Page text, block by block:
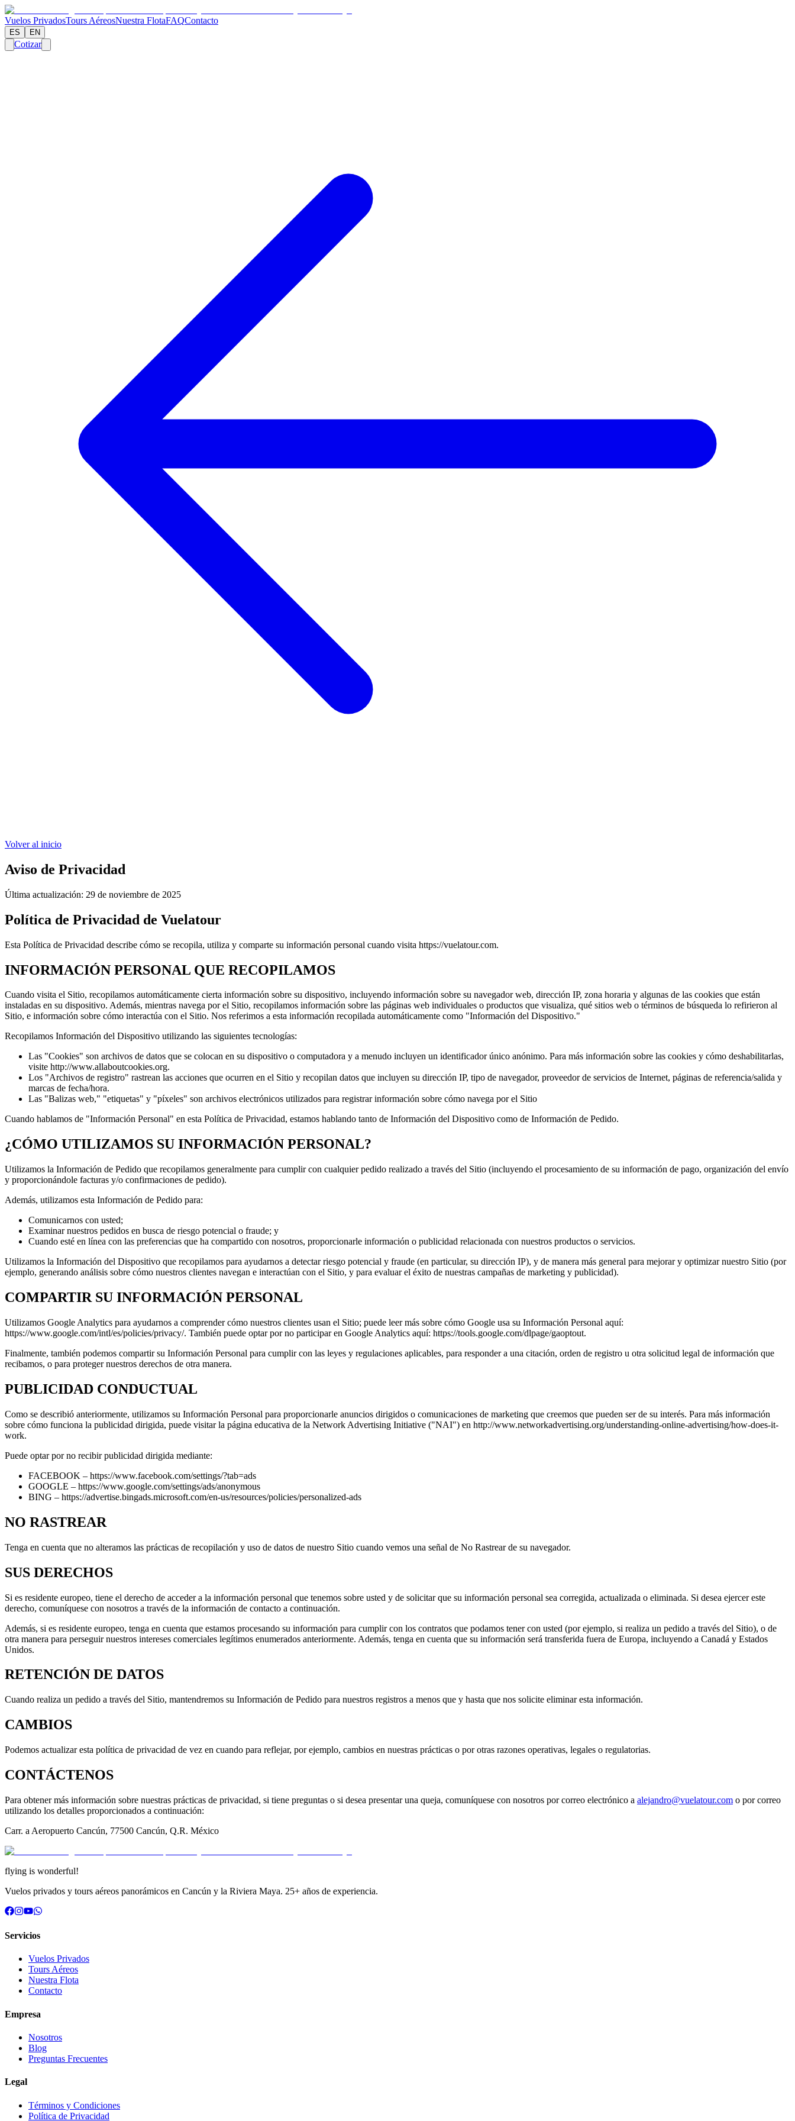
Vuelos PrivadosTours AéreosNuestra FlotaFAQContacto
ES EN
Cotizar
Volver al inicio
Aviso de Privacidad
Última actualización: 29 de noviembre de 2025
Política de Privacidad de Vuelatour
Esta Política de Privacidad describe cómo se recopila, utiliza y comparte su información personal cuando visita https://vuelatour.com.
INFORMACIÓN PERSONAL QUE RECOPILAMOS
Cuando visita el Sitio, recopilamos automáticamente cierta información sobre su dispositivo, incluyendo información sobre su navegador web, dirección IP, zona horaria y algunas de las cookies que están
instaladas en su dispositivo. Además, mientras navega por el Sitio, recopilamos información sobre las páginas web individuales o productos que visualiza, qué sitios web o términos de búsqueda lo refirieron al
Sitio, e información sobre cómo interactúa con el Sitio. Nos referimos a esta información recopilada automáticamente como "Información del Dispositivo."
Recopilamos Información del Dispositivo utilizando las siguientes tecnologías:
Las "Cookies" son archivos de datos que se colocan en su dispositivo o computadora y a menudo incluyen un identificador único anónimo. Para más información sobre las cookies y cómo deshabilitarlas,
visite http://www.allaboutcookies.org.
Los "Archivos de registro" rastrean las acciones que ocurren en el Sitio y recopilan datos que incluyen su dirección IP, tipo de navegador, proveedor de servicios de Internet, páginas de referencia/salida y
marcas de fecha/hora.
Las "Balizas web," "etiquetas" y "píxeles" son archivos electrónicos utilizados para registrar información sobre cómo navega por el Sitio
Cuando hablamos de "Información Personal" en esta Política de Privacidad, estamos hablando tanto de Información del Dispositivo como de Información de Pedido.
¿CÓMO UTILIZAMOS SU INFORMACIÓN PERSONAL?
Utilizamos la Información de Pedido que recopilamos generalmente para cumplir con cualquier pedido realizado a través del Sitio (incluyendo el procesamiento de su información de pago, organización del envío
y proporcionándole facturas y/o confirmaciones de pedido).
Además, utilizamos esta Información de Pedido para:
Comunicarnos con usted;
Examinar nuestros pedidos en busca de riesgo potencial o fraude; y
Cuando esté en línea con las preferencias que ha compartido con nosotros, proporcionarle información o publicidad relacionada con nuestros productos o servicios.
Utilizamos la Información del Dispositivo que recopilamos para ayudarnos a detectar riesgo potencial y fraude (en particular, su dirección IP), y de manera más general para mejorar y optimizar nuestro Sitio (por
ejemplo, generando análisis sobre cómo nuestros clientes navegan e interactúan con el Sitio, y para evaluar el éxito de nuestras campañas de marketing y publicidad).
COMPARTIR SU INFORMACIÓN PERSONAL
Utilizamos Google Analytics para ayudarnos a comprender cómo nuestros clientes usan el Sitio; puede leer más sobre cómo Google usa su Información Personal aquí:
https://www.google.com/intl/es/policies/privacy/. También puede optar por no participar en Google Analytics aquí: https://tools.google.com/dlpage/gaoptout.
Finalmente, también podemos compartir su Información Personal para cumplir con las leyes y regulaciones aplicables, para responder a una citación, orden de registro u otra solicitud legal de información que
recibamos, o para proteger nuestros derechos de otra manera.
PUBLICIDAD CONDUCTUAL
Como se describió anteriormente, utilizamos su Información Personal para proporcionarle anuncios dirigidos o comunicaciones de marketing que creemos que pueden ser de su interés. Para más información
sobre cómo funciona la publicidad dirigida, puede visitar la página educativa de la Network Advertising Initiative ("NAI") en http://www.networkadvertising.org/understanding-online-advertising/how-does-it-
work.
Puede optar por no recibir publicidad dirigida mediante:
FACEBOOK – https://www.facebook.com/settings/?tab=ads
GOOGLE – https://www.google.com/settings/ads/anonymous
BING – https://advertise.bingads.microsoft.com/en-us/resources/policies/personalized-ads
NO RASTREAR
Tenga en cuenta que no alteramos las prácticas de recopilación y uso de datos de nuestro Sitio cuando vemos una señal de No Rastrear de su navegador.
SUS DERECHOS
Si es residente europeo, tiene el derecho de acceder a la información personal que tenemos sobre usted y de solicitar que su información personal sea corregida, actualizada o eliminada. Si desea ejercer este
derecho, comuníquese con nosotros a través de la información de contacto a continuación.
Además, si es residente europeo, tenga en cuenta que estamos procesando su información para cumplir con los contratos que podamos tener con usted (por ejemplo, si realiza un pedido a través del Sitio), o de
otra manera para perseguir nuestros intereses comerciales legítimos enumerados anteriormente. Además, tenga en cuenta que su información será transferida fuera de Europa, incluyendo a Canadá y Estados
Unidos.
RETENCIÓN DE DATOS
Cuando realiza un pedido a través del Sitio, mantendremos su Información de Pedido para nuestros registros a menos que y hasta que nos solicite eliminar esta información.
CAMBIOS
Podemos actualizar esta política de privacidad de vez en cuando para reflejar, por ejemplo, cambios en nuestras prácticas o por otras razones operativas, legales o regulatorias.
CONTÁCTENOS
Para obtener más información sobre nuestras prácticas de privacidad, si tiene preguntas o si desea presentar una queja, comuníquese con nosotros por correo electrónico a alejandro@vuelatour.com o por correo
utilizando los detalles proporcionados a continuación:
Carr. a Aeropuerto Cancún, 77500 Cancún, Q.R. México
flying is wonderful!
Vuelos privados y tours aéreos panorámicos en Cancún y la Riviera Maya. 25+ años de experiencia.
Servicios
Vuelos Privados
Tours Aéreos
Nuestra Flota
Contacto
Empresa
Nosotros
Blog
Preguntas Frecuentes
Legal
Términos y Condiciones
Política de Privacidad